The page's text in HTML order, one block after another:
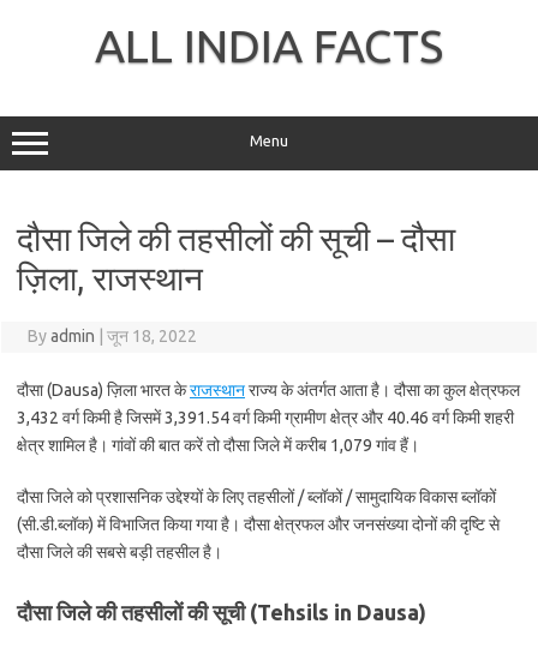
ALL INDIA FACTS
Menu
दौसा जिले की तहसीलों की सूची – दौसा
ज़िला, राजस्थान
Byadmin जून 18, 2022
दौसा (Dausa) ज़िला भारत केराजस्थानराज्य के अंतर्गत आता है। दौसा का कुल क्षेत्रफल
3,432 वर्ग किमी है जिसमें 3,391.54 वर्ग किमी ग्रामीण क्षेत्र और 40.46 वर्ग किमी शहरी
क्षेत्र शामिल है। गांवों की बात करें तो दौसा जिले में करीब 1,079 गांव हैं।
दौसा जिले को प्रशासनिक उद्देश्यों के लिए तहसीलों / ब्लॉकों / सामुदायिक विकास ब्लॉकों
(सी.डी.ब्लॉक) में विभाजित किया गया है। दौसा क्षेत्रफल और जनसंख्या दोनों की दृष्टि से
दौसा जिले की सबसे बड़ी तहसील है।
दौसा जिले की तहसीलों की सूची (Tehsils in Dausa)